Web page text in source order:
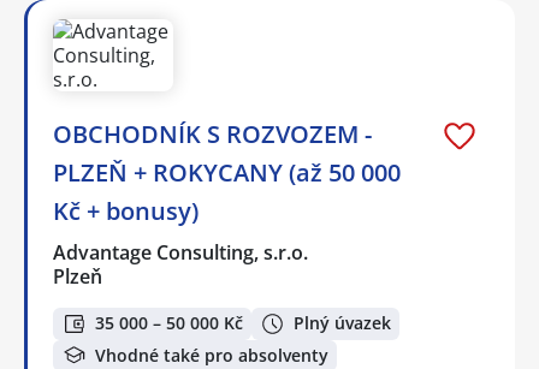
OBCHODNÍK S ROZVOZEM -
PLZEŇ + ROKYCANY (až 50 000
Kč + bonusy)
Advantage Consulting, s.r.o.
Plzeň
35 000 – 50 000 Kč
Plný úvazek
Vhodné také pro absolventy